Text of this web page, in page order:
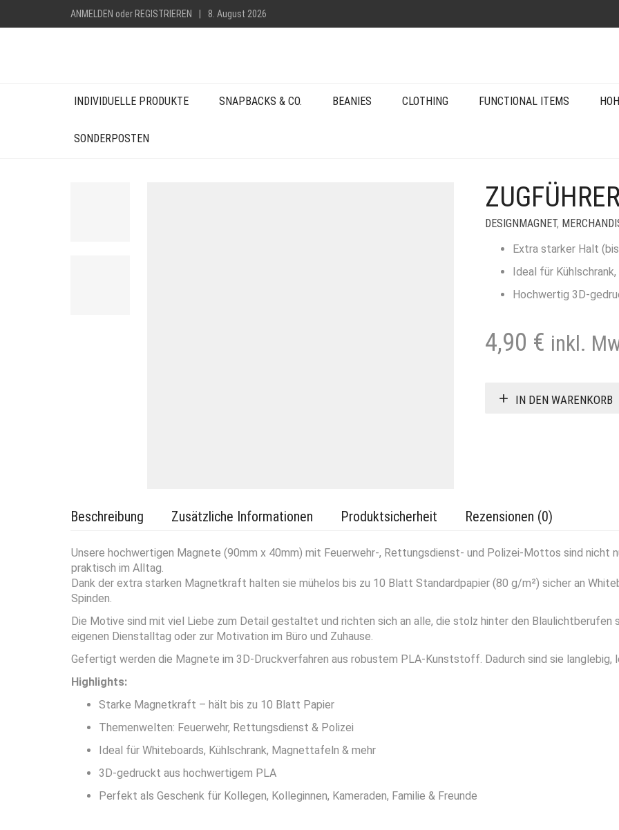
ANMELDEN oder REGISTRIEREN 8. August 2026
INDIVIDUELLE PRODUKTE SNAPBACKS & CO. BEANIES CLOTHING FUNCTIONAL ITEMS
SONDERPOSTEN
DESIGNMAGNET,
Extra starker Halt
Ideal für
Hochwertig 3D-
4,90 € inkl.
IN DEN WARENKORB
Beschreibung Zusätzliche Informationen Produktsicherheit Rezensionen (0)
Unsere hochwertigen Magnete (90mm x 40mm) mit Feuerwehr-, Rettungsdienst- und Polizei-Mottos sind nicht
praktisch im Alltag.
Dank der extra starken Magnetkraft halten sie mühelos bis zu 10 Blatt Standardpapier (80 g/m²) sicher an
Spinden.
Die Motive sind mit viel Liebe zum Detail gestaltet und richten sich an alle, die stolz hinter den Blaulichtberufen
eigenen Dienstalltag oder zur Motivation im Büro und Zuhause.
Gefertigt werden die Magnete im 3D-Druckverfahren aus robustem PLA-Kunststoff. Dadurch sind sie langlebig,
Highlights:
Starke Magnetkraft – hält bis zu 10 Blatt Papier
Themenwelten: Feuerwehr, Rettungsdienst & Polizei
Ideal für Whiteboards, Kühlschrank, Magnettafeln & mehr
3D-gedruckt aus hochwertigem PLA
Perfekt als Geschenk für Kollegen, Kolleginnen, Kameraden, Familie & Freunde